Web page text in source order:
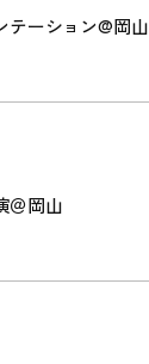
テーション@岡山
＠岡山